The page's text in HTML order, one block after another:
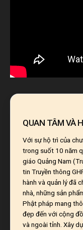
QUAN TÂM VÀ
Với sự hộ trì của
trong suốt 10 năm
giáo Quảng Nam
tin Truyền thông
hành và quản lý đã
nhà, những sản
Phật pháp mang
đẹp đến với cộng
và ngoài tỉnh. Xây